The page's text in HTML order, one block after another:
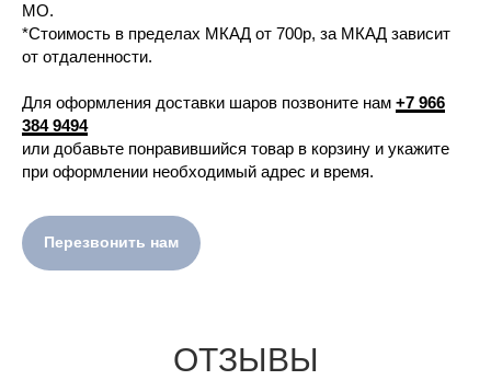
МО.
*Стоимость в пределах МКАД от 700р, за МКАД зависит
от отдаленности.
Для оформления доставки шаров позвоните нам +7 966
384 9494
или добавьте понравившийся товар в корзину и укажите
при оформлении необходимый адрес и время.
Перезвонить нам
ОТЗЫВЫ